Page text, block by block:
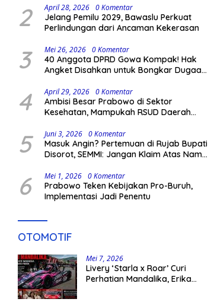
2 April 28, 2026 0 Komentar
Jelang Pemilu 2029, Bawaslu Perkuat
Perlindungan dari Ancaman Kekerasan
3 Mei 26, 2026 0 Komentar
40 Anggota DPRD Gowa Kompak! Hak
Angket Disahkan untuk Bongkar Dugaan
4 April 29, 2026 0 Komentar
Ambisi Besar Prabowo di Sektor
Kesehatan, Mampukah RSUD Daerah
5 Juni 3, 2026 0 Komentar
Masuk Angin? Pertemuan di Rujab Bupati
Disorot, SEMMI: Jangan Klaim Atas Nama
6 Mei 1, 2026 0 Komentar
Prabowo Teken Kebijakan Pro-Buruh,
Implementasi Jadi Penentu
OTOMOTIF
Mei 7, 2026
Livery ‘Starla x Roar’ Curi
Perhatian Mandalika, Erika